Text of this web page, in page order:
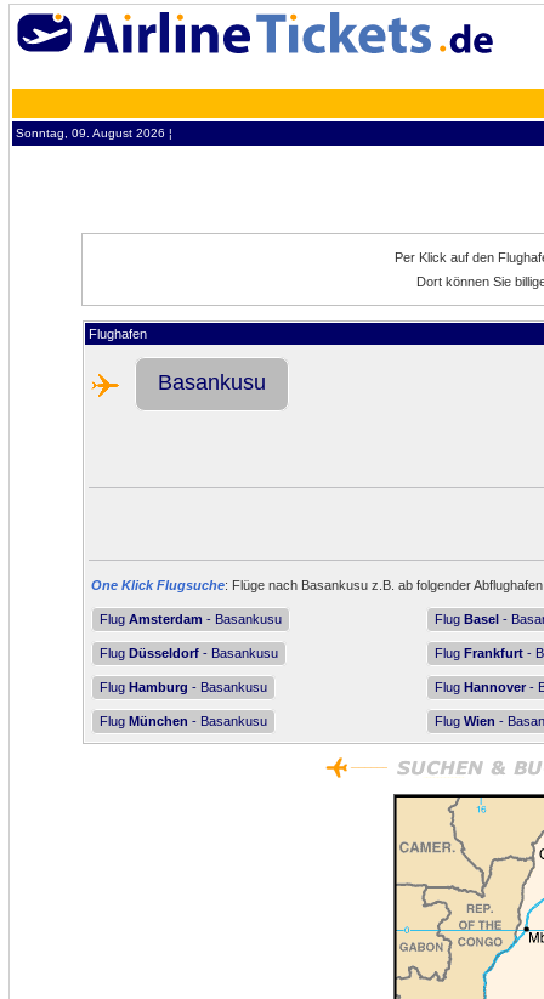
Sonntag, 09. August 2026 ¦
Per Klick auf den
Dort können Sie
Flughafen
Basankusu
One Klick Flugsuche: Flüge nach Basankusu z.B. ab folgender
Flug Amsterdam - Basankusu Flug Basel -
Flug Düsseldorf - Basankusu Flug Frankfurt -
Flug Hamburg - Basankusu Flug Hannover -
Flug München - Basankusu Flug Wien -